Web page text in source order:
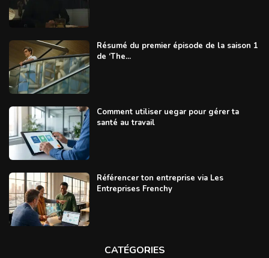
Résumé du premier épisode de la saison 1
de ‘The...
Comment utiliser uegar pour gérer ta
santé au travail
Référencer ton entreprise via Les
Entreprises Frenchy
CATÉGORIES